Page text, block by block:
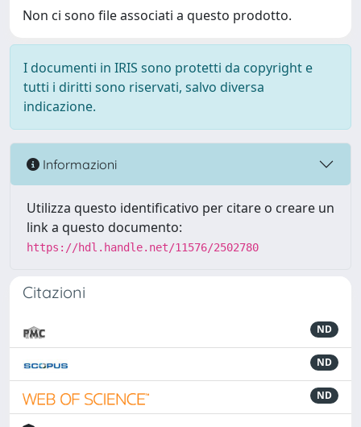
Non ci sono file associati a questo prodotto.
I documenti in IRIS sono protetti da copyright e
tutti i diritti sono riservati, salvo diversa
indicazione.
Informazioni
Utilizza questo identificativo per citare o creare un
link a questo documento:
https://hdl.handle.net/11576/2502780
Citazioni
ND
ND
ND